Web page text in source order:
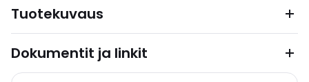
Tuotekuvaus
Dokumentit ja linkit